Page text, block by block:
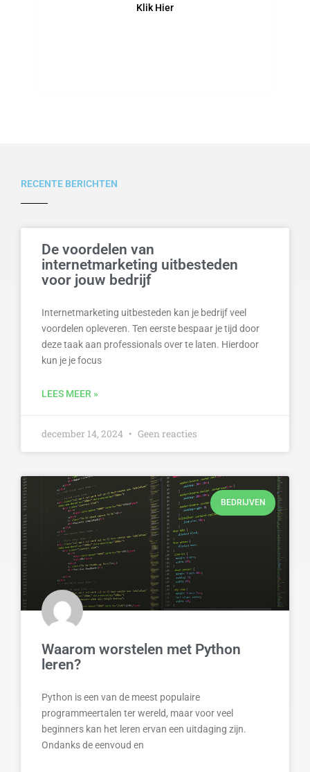
Klik Hier
RECENTE BERICHTEN
De voordelen van
internetmarketing uitbesteden
voor jouw bedrijf
Internetmarketing uitbesteden kan je bedrijf veel
voordelen opleveren. Ten eerste bespaar je tijd door
deze taak aan professionals over te laten. Hierdoor
kun je je focus
LEES MEER »
december 14, 2024 Geen reacties
BEDRIJVEN
Waarom worstelen met Python
leren?
Python is een van de meest populaire
programmeertalen ter wereld, maar voor veel
beginners kan het leren ervan een uitdaging zijn.
Ondanks de eenvoud en